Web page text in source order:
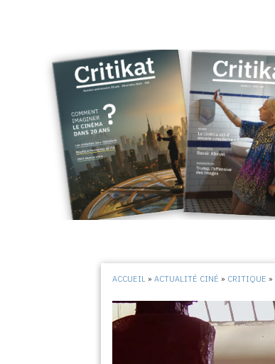
ACCUEIL »ACTUALITÉ CINÉ » CRITIQUE »